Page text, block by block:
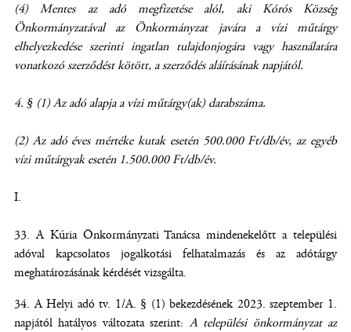
(4) Mentes az adó megfizetése alól, aki Kórós Község
Önkormányzatával az Önkormányzat javára a vízi műtárgy
elhelyezkedése szerinti ingatlan tulajdonjogára vagy használatára
vonatkozó szerződést kötött, a szerződés aláírásának napjától.
4. § (1) Az adó alapja a vízi műtárgy(ak) darabszáma.
(2) Az adó éves mértéke kutak esetén 500.000 Ft/db/év, az egyéb
vízi műtárgyak esetén 1.500.000 Ft/db/év.
I.
A Kúria Önkormányzati Tanácsa mindenekelőtt a települési
adóval kapcsolatos jogalkotási felhatalmazás és az adótárgy
meghatározásának kérdését vizsgálta.
A Helyi adó tv. 1/A. § (1) bekezdésének 2023. szeptember 1.
napjától hatályos változata szerint:A települési önkormányzat az